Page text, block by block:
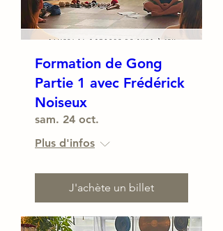
Formation de Gong
Partie 1 avec Frédérick
Noiseux
sam. 24 oct.
Plus d'infos
J'achète un billet